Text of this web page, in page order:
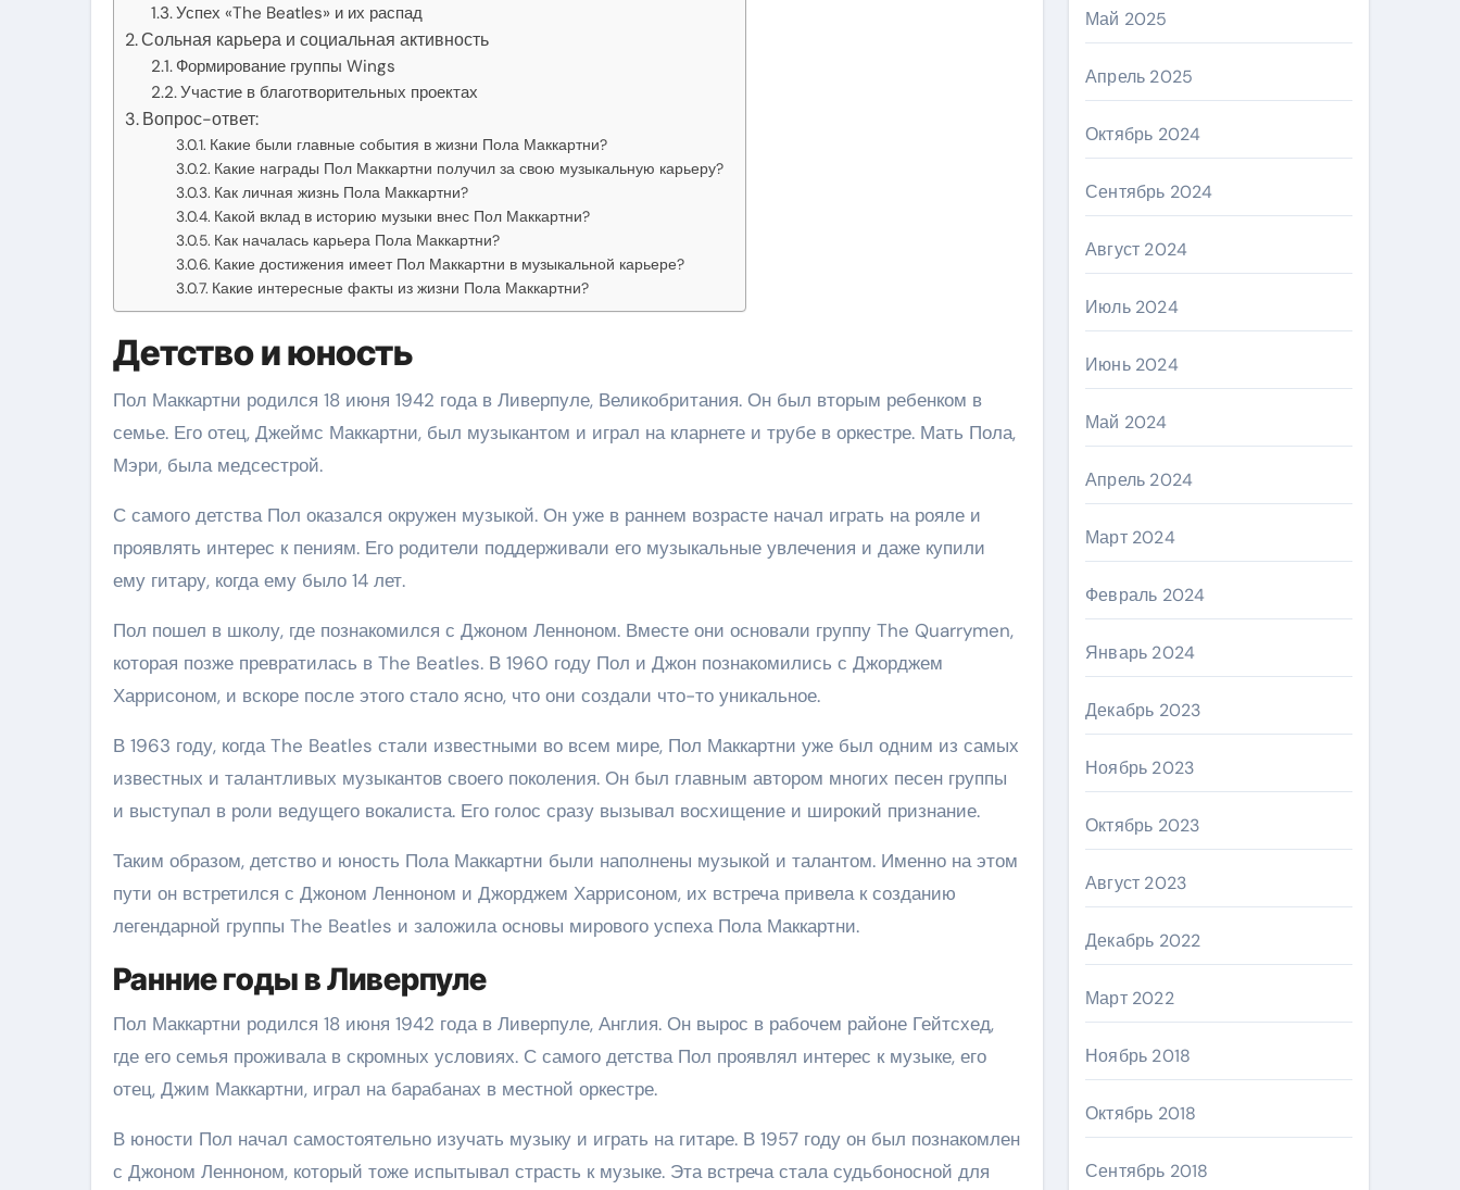
Успех «The Beatles» и их распад
Сольная карьера и социальная активность
Формирование группы Wings
Участие в благотворительных проектах
Вопрос-ответ:
Какие были главные события в жизни Пола Маккартни?
Какие награды Пол Маккартни получил за свою музыкальную карьеру?
Как личная жизнь Пола Маккартни?
Какой вклад в историю музыки внес Пол Маккартни?
Как началась карьера Пола Маккартни?
Какие достижения имеет Пол Маккартни в музыкальной карьере?
Какие интересные факты из жизни Пола Маккартни?
Детство и юность
Пол Маккартни родился 18 июня 1942 года в Ливерпуле, Великобритания. Он был вторым ребенком в
семье. Его отец, Джеймс Маккартни, был музыкантом и играл на кларнете и трубе в оркестре. Мать Пола,
Мэри, была медсестрой.
С самого детства Пол оказался окружен музыкой. Он уже в раннем возрасте начал играть на рояле и
проявлять интерес к пениям. Его родители поддерживали его музыкальные увлечения и даже купили
ему гитару, когда ему было 14 лет.
Пол пошел в школу, где познакомился с Джоном Ленноном. Вместе они основали группу The Quarrymen,
которая позже превратилась в The Beatles. В 1960 году Пол и Джон познакомились с Джорджем
Харрисоном, и вскоре после этого стало ясно, что они создали что-то уникальное.
В 1963 году, когда The Beatles стали известными во всем мире, Пол Маккартни уже был одним из самых
известных и талантливых музыкантов своего поколения. Он был главным автором многих песен группы
и выступал в роли ведущего вокалиста. Его голос сразу вызывал восхищение и широкий признание.
Таким образом, детство и юность Пола Маккартни были наполнены музыкой и талантом. Именно на этом
пути он встретился с Джоном Ленноном и Джорджем Харрисоном, их встреча привела к созданию
легендарной группы The Beatles и заложила основы мирового успеха Пола Маккартни.
Ранние годы в Ливерпуле
Пол Маккартни родился 18 июня 1942 года в Ливерпуле, Англия. Он вырос в рабочем районе Гейтсхед,
где его семья проживала в скромных условиях. С самого детства Пол проявлял интерес к музыке, его
отец, Джим Маккартни, играл на барабанах в местной оркестре.
В юности Пол начал самостоятельно изучать музыку и играть на гитаре. В 1957 году он был познакомлен
с Джоном Ленноном, который тоже испытывал страсть к музыке. Эта встреча стала судьбоносной для
Май 2025
Апрель 2025
Октябрь 2024
Сентябрь 2024
Август 2024
Июль 2024
Июнь 2024
Май 2024
Апрель 2024
Март 2024
Февраль 2024
Январь 2024
Декабрь 2023
Ноябрь 2023
Октябрь 2023
Август 2023
Декабрь 2022
Март 2022
Ноябрь 2018
Октябрь 2018
Сентябрь 2018